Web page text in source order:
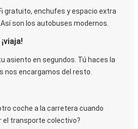
gratuito, enchufes y espacio extra
son los autobuses modernos.
asiento en segundos. Tú haces la
nos encargamos del resto.
coche a la carretera cuando
el transporte colectivo?